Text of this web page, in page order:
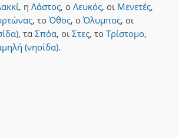
, η Λάστος, ο Λευκός, οι Μενετές,
, το Όθος, ο Όλυμπος, οι
, τα Σπόα, οι Στες, το Τρίστομο,
(νησίδα).